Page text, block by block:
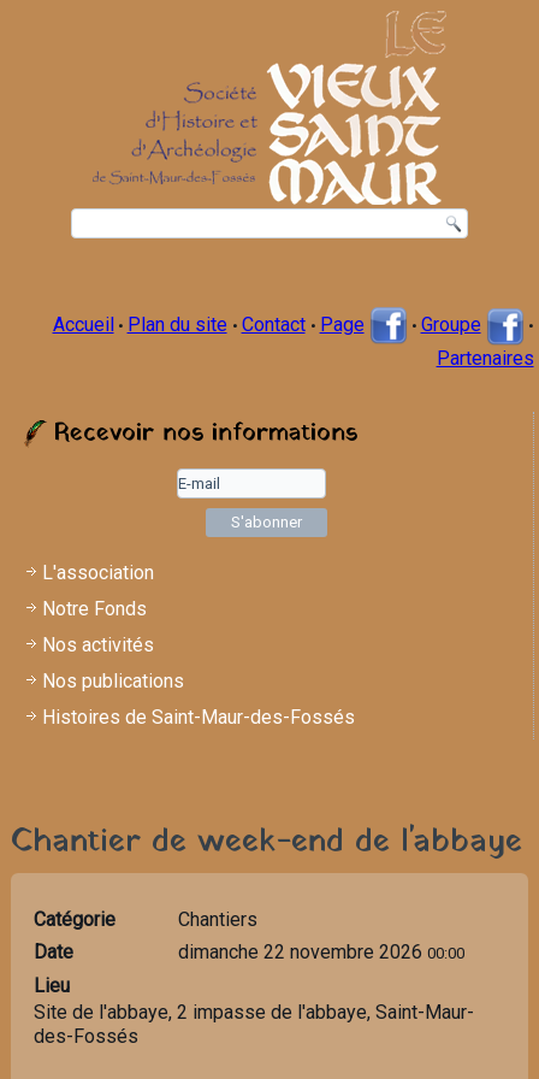
Accueil • Plan du site • Contact • Page • Groupe •
Partenaires
Recevoir nos informations
L'association
Notre Fonds
Nos activités
Nos publications
Histoires de Saint-Maur-des-Fossés
Chantier de week-end de l'abbaye
Catégorie
Chantiers
Date
dimanche 22 novembre 2026 00:00
Lieu
Site de l'abbaye, 2 impasse de l'abbaye, Saint-Maur-
des-Fossés